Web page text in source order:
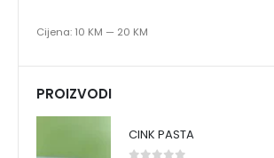
Cijena: 10 KM — 20 KM
PROIZVODI
CINK PASTA